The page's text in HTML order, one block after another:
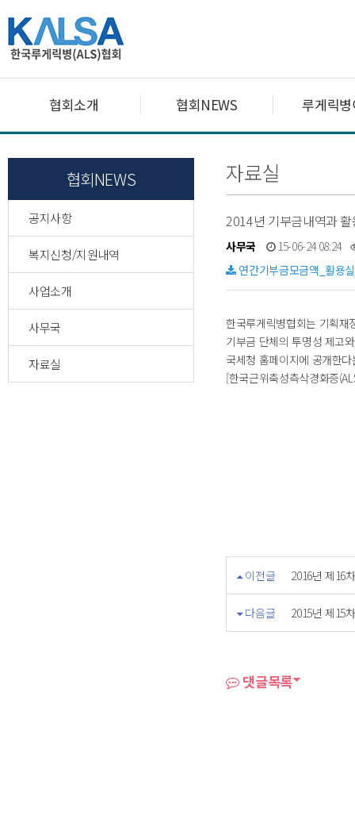
협회소개 협회NEWS 루게릭
협회NEWS
공지사항
복지신청/지원내역
사업소개
사무국
자료실
자료실
2014년 기부금내역과
사무국
15-06-24 08:24
연간기부금모금액_활용
한국루게릭병협회는 기획재
기부금 단체의 투명성 제고
국세청 홈페이지에 공개한
[한국근위축성측삭경화증
이전글 2016년 제16
다음글 2015년 제15
댓글목록